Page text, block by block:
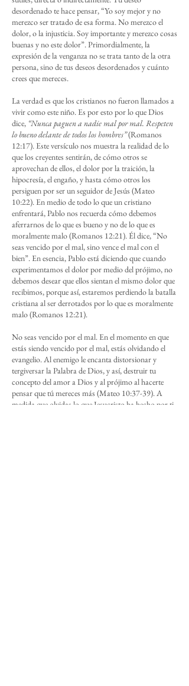
desordenado te hace pensar, “Yo soy mejor y no
merezco ser tratado de esa forma. No merezco el
dolor, o la injusticia. Soy importante y merezco cosas
buenas y no este dolor”. Primordialmente, la
expresión de la venganza no se trata tanto de la otra
persona, sino de tus deseos desordenados y cuánto
crees que mereces.
La verdad es que los cristianos no fueron llamados a
vivir como este niño. Es por esto por lo que Dios
dice, “Nunca paguen a nadie mal por mal. Respeten
lo bueno delante de todos los hombres”(Romanos
12:17). Este versículo nos muestra la realidad de lo
que los creyentes sentirán, de cómo otros se
aprovechan de ellos, el dolor por la traición, la
hipocresía, el engaño, y hasta cómo otros los
persiguen por ser un seguidor de Jesús (Mateo
10:22). En medio de todo lo que un cristiano
enfrentará, Pablo nos recuerda cómo debemos
aferrarnos de lo que es bueno y no de lo que es
moralmente malo (Romanos 12:21). Él dice, “No
seas vencido por el mal, sino vence el mal con el
bien”. En esencia, Pablo está diciendo que cuando
experimentamos el dolor por medio del prójimo, no
debemos desear que ellos sientan el mismo dolor que
recibimos, porque así, estaremos perdiendo la batalla
cristiana al ser derrotados por lo que es moralmente
malo (Romanos 12:21).
No seas vencido por el mal. En el momento en que
estás siendo vencido por el mal, estás olvidando el
evangelio. Al enemigo le encanta distorsionar y
tergiversar la Palabra de Dios, y así, destruir tu
concepto del amor a Dios y al prójimo al hacerte
pensar que tú mereces más (Mateo 10:37-39). A
medida que olvidas lo que Jesucristo ha hecho por ti,